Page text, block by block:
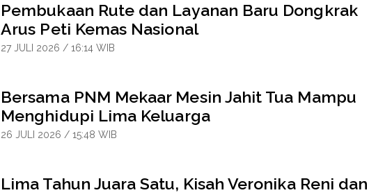
Pembukaan Rute dan Layanan Baru Dongkrak
Arus Peti Kemas Nasional
27 JULI 2026 / 16:14 WIB
Bersama PNM Mekaar Mesin Jahit Tua Mampu
Menghidupi Lima Keluarga
26 JULI 2026 / 15:48 WIB
Lima Tahun Juara Satu, Kisah Veronika Reni dan